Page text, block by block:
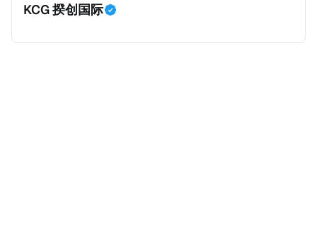
外。由于印度不允许双重国籍，申请人必须放弃其原始
KCG 揆创国际